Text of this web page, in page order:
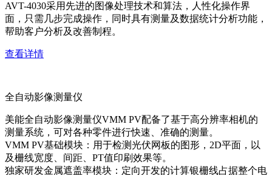
AVT-4030采用先进的图像处理技术和算法，人性化操作界
面，只需几步完成操作，同时具有测量及数据统计分析功能，
帮助客户分析及改善制程。
查看详情
全自动影像测量仪
美能全自动影像测量仪VMM PV配备了基于高分辨率相机的
测量系统，可对各种零件进行快速、准确的测量。
VMM PV基础模块：用于检测光伏网板的图形，2D平面，以
及栅线宽度、间距、PT值印刷效果等。
独家研发金属遮盖率模块：定向开发的计算银栅线占据整个电